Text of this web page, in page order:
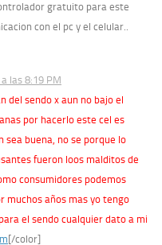
gratuito para este
con el pc y el celular..
las 8:19 PM
del sendo x aun no bajo el
por hacerlo este cel es
sea buena, no se porque lo
fueron loos malditos de
consumidores podemos
muchos años mas yo tengo
el sendo cualquier dato a mi
[/color]